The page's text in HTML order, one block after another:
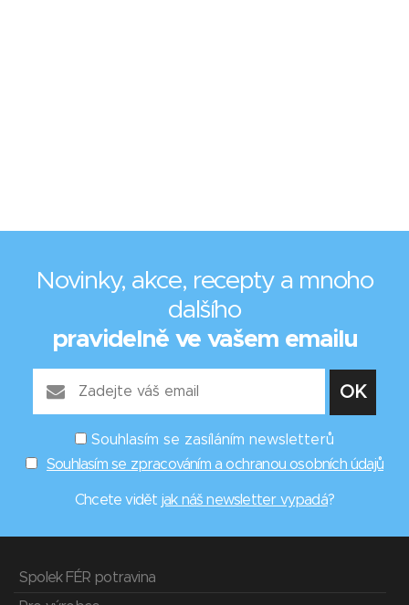
Novinky, akce, recepty a mnoho
dalšího
pravidelně ve vašem emailu
Souhlasím se zasíláním newsletterů
Souhlasím se zpracováním a ochranou osobních údajů
Chcete vidět jak náš newsletter vypadá?
Spolek FÉR potravina